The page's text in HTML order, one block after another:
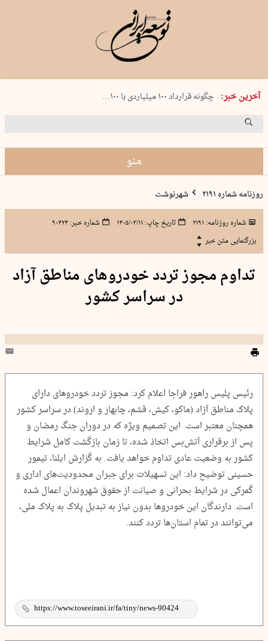
آخرین خبر:
شنبه 17 مرداد 1405 شماره 2244
چگونه قرارداد ۱۰۰ میلیاردی با ۱۰۰…
پنجره‌ای که باز نشد
منو
روزنامه شماره ۲۱۹۱ شهرنوشت
شماره روزنامه: ۲۱۹۱ تاریخ چاپ: ۱۴۰۵/۰۳/۱۱ شماره خبر:۹۰۴۲۴
بزرگنمایی متن خبر
تداوم مجوز تردد خودروهای مناطق آزاد
در سراسر کشور
رئیس پلیس راهور فراجا اعلام کرد: مجوز تردد خودروهای دارای
پلاک مناطق آزاد (ماکو، کیش، قشم، چابهار و اروند) در سراسر کشور
همچنان معتبر است. این تصمیم ویژه که در دوران جنگ رمضان و
پس از برقراری آتش‌بس اتخاذ شده، تا زمان بازگشت کامل شرایط
کشور به وضعیت عادی تداوم خواهد یافت. به گزارش ایلنا، تیمور
حسینی توضیح داد: این تسهیلات برای جبران محدودیت‌های اداری و
گمرکی در شرایط بحرانی و صیانت از حقوق شهروندان اعمال شده
است. دارندگان این خودروها بدون نیاز به تبدیل پلاک به پلاک ملی،
می‌توانند در تمام استان‌ها تردد کنند.